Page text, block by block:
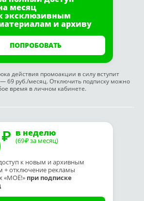
месяц
эксклюзивным
и архиву
ПОПРОБОВАТЬ
действия промоакции в силу вступит
69 руб./месяц. Отключить подписку можно
время в личном кабинете.
в неделю
(69₽ за месяц)
к новым и архивным
+ отключение рекламы
«МОЁ!» при подписке